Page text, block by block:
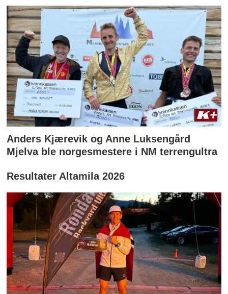
Anders Kjærevik og Anne Luksengård
Mjelva ble norgesmestere i NM terrengultra
Resultater Altamila 2026